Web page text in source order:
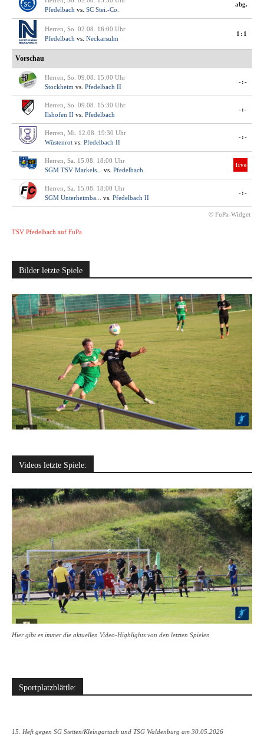
Pfedelbach vs. SC Stei.-Co.
abg.
Herren, So. 02.08. 16:00 Uhr
Pfedelbach vs. Neckarsulm
1:1
Vorschau
Herren, So. 09.08. 15:00 Uhr
Stockheim vs. Pfedelbach II
-:-
Herren, So. 09.08. 15:30 Uhr
Ilshofen II vs. Pfedelbach
-:-
Herren, Mi. 12.08. 19:30 Uhr
Wüstenrot vs. Pfedelbach II
-:-
Herren, Sa. 15.08. 18:00 Uhr
SGM TSV Markels...
vs. Pfedelbach
live
Herren, Sa. 15.08. 18:00 Uhr
SGM Unterheimba...
vs. Pfedelbach II
-:-
© FuPa-Widget
TSV Pfedelbach auf FuPa
Bilder letzte Spiele
Videos letzte Spiele:
Hier gibt es immer die aktuellen Video-Highlights von den letzten Spielen
Sportplatzblättle:
15. Heft gegen SG Stetten/Kleingartach und TSG Waldenburg am 30.05.2026